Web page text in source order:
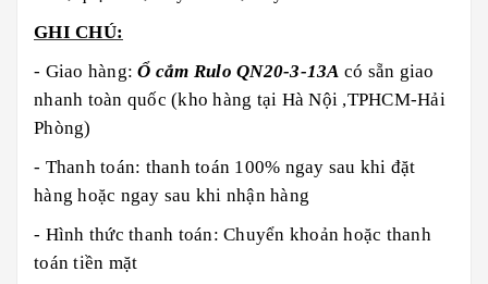
GHI CHÚ:
- Giao hàng:Ổ cắm Rulo QN20-3-13A có sẵn giao
nhanh toàn quốc (kho hàng tại Hà Nội ,TPHCM-Hải
Phòng)
- Thanh toán: thanh toán 100% ngay sau khi đặt
hàng hoặc ngay sau khi nhận hàng
- Hình thức thanh toán: Chuyển khoản hoặc thanh
toán tiền mặt